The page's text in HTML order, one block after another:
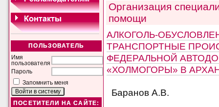
ПОЛЬЗОВАТЕЛЬ
Имя
пользователя
Пароль
Запомнить меня
ПОСЕТИТЕЛИ НА САЙТЕ:
Организация
помощи
АЛКОГОЛЬ-
ТРАНСПОРТНЫЕ
ФЕДЕРАЛЬНОЙ
«ХОЛМОГОРЫ» В
Баранов А.В.